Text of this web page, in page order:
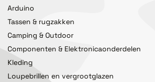
Arduino
Tassen & rugzakken
Camping & Outdoor
Componenten & Elektronicaonderdelen
Kleding
Loupebrillen en vergrootglazen